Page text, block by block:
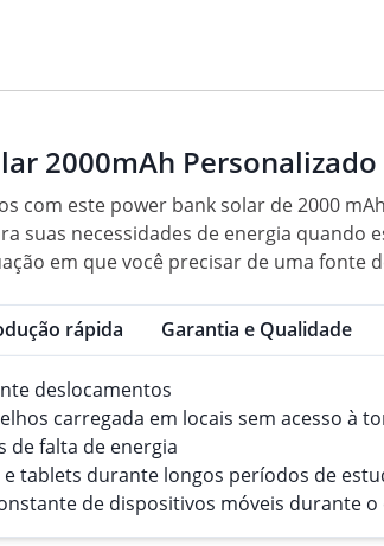
2000mAh
com este power bank solar de 2000
suas necessidades de energia
em que você precisar de uma fonte
rápida Garantia e Qualidade
deslocamentos
carregada em locais sem acesso à
de falta de energia
tablets durante longos períodos de
de dispositivos móveis durante o